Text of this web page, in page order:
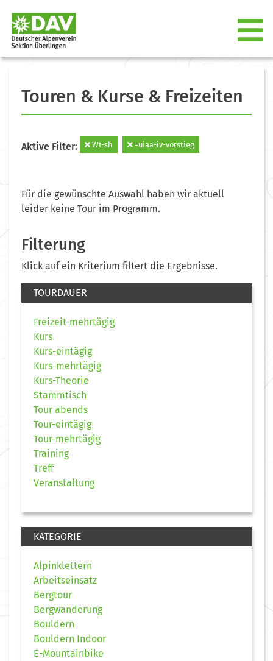
Touren & Kurse & Freizeiten
Aktive Filter: Wt-sh =uiaa-iv-vorstieg
Für die gewünschte Auswahl haben wir aktuell
leider keine Tour im Programm.
Filterung
Klick auf ein Kriterium filtert die Ergebnisse.
TOURDAUER
Freizeit-mehrtägig
Kurs
Kurs-eintägig
Kurs-mehrtägig
Kurs-Theorie
Stammtisch
Tour abends
Tour-eintägig
Tour-mehrtägig
Training
Treff
Veranstaltung
KATEGORIE
Alpinklettern
Arbeitseinsatz
Bergtour
Bergwanderung
Bouldern
Bouldern Indoor
E-Mountainbike